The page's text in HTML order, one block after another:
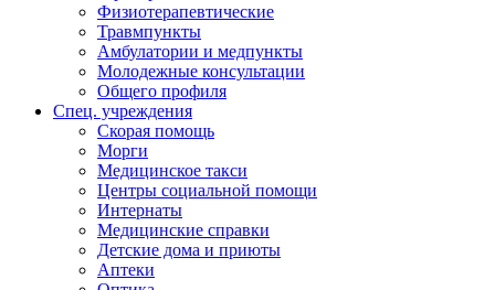
Физиотерапевтические
Травмпункты
Амбулатории и медпункты
Молодежные консультации
Общего профиля
Спец. учреждения
Скорая помощь
Морги
Медицинское такси
Центры социальной помощи
Интернаты
Медицинские справки
Детские дома и приюты
Аптеки